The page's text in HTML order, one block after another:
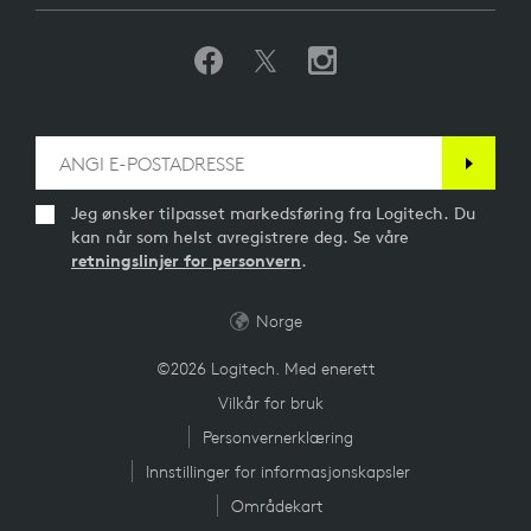
Bluetooth-versjon: 5,0
Trådløs rekkevidde: Opptil 30 meter (fri sikt)
I LEVERANSEN
Unifying- og lydmottaker i én enhet
GARANTIINFORMASJON
2 års begrenset maskinvaregaranti
ARTIKKELNUMMER
Jeg ønsker tilpasset markedsføring fra Logitech. Du
kan når som helst avregistrere deg. Se våre
retningslinjer for personvern.
©2026 Logitech. Med enerett
Vilkår for bruk
Personvernerklæring
Innstillinger for informasjonskapsler
Områdekart
Norge